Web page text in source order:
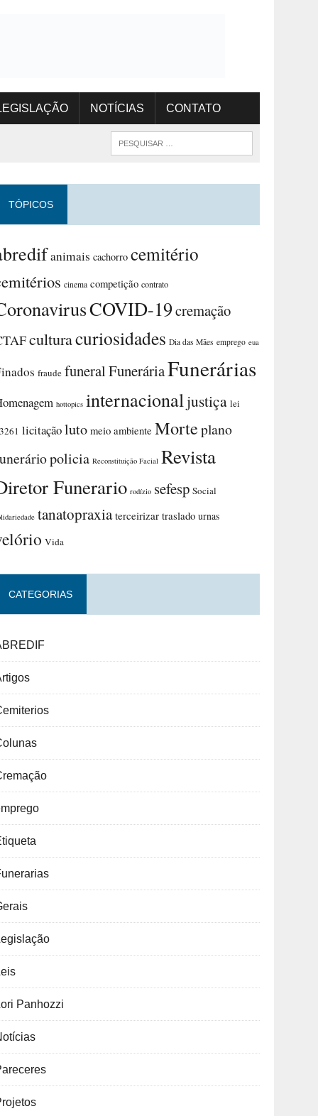
NOTÍCIAS CONTATO
TÓPICOS
animais cachorro cemitério
cinema competição contrato
COVID-19cremação
culturacuriosidades Dia das Mães emprego eua
fraude funeralFuneráriaFunerárias
hottopics internacionaljustiça lei
licitaçãoluto meio ambiente Morteplano
policia Reconstituição Facial Revista
Funerario rodízio sefesp Social
tanatopraxia terceirizar traslado urnas
Vida
CATEGORIAS
Panhozzi